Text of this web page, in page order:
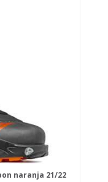
naranja 21/22